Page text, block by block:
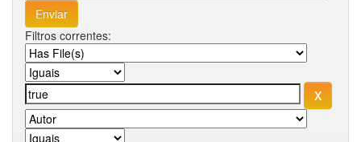
Filtros correntes: